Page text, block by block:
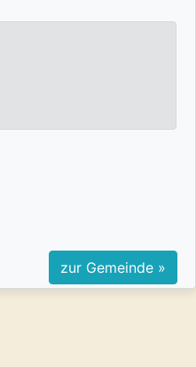
zur Gemeinde »